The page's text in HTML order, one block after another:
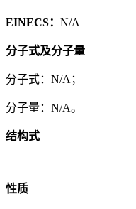
EINECS： N/A
分子式及分子量
分子式：N/A；
分子量：N/A。
结构式
性质